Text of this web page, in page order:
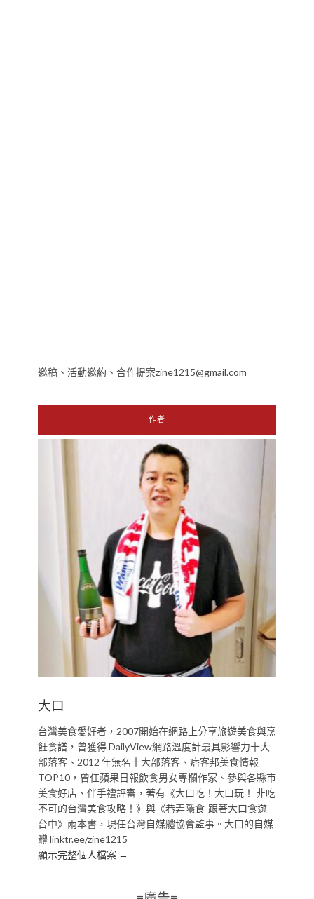
邀稿、活動邀約、合作提案zine1215@gmail.com
作者
大口
台灣美食愛好者，2007開始在網路上分享旅遊美食與烹
飪食譜，曾獲得 DailyView網路溫度計最具影響力十大
部落客、2012 年無名十大部落客、痞客邦美食情報
TOP10，曾任蘋果日報飲食男女專欄作家、參與各縣市
美食好店、伴手禮評審，著有《大口吃！大口玩！ 非吃
不可的台灣美食攻略！》與《巷弄隱食-跟著大口食遊
台中》兩本書，現任台灣自媒體協會監事。大口的自媒
體 linktr.ee/zine1215
顯示完整個人檔案 →